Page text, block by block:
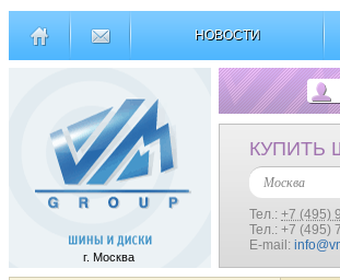
НОВОСТИ
г. Москва
КУПИТЬ
Москва
Тел.: +7 (495)
Тел.: +7 (495)
E-mail: